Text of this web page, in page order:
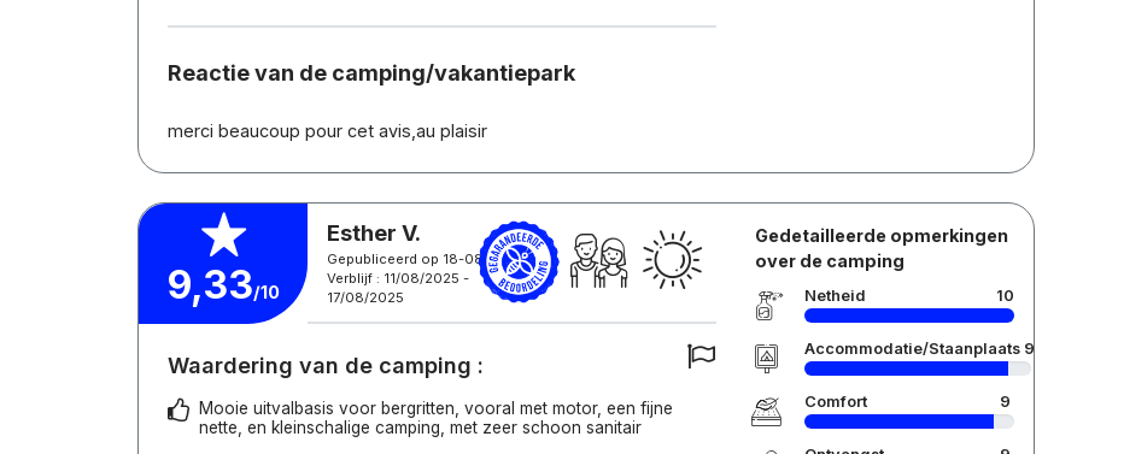
Reactie van de camping/vakantiepark
merci beaucoup pour cet avis,au plaisir
9,33/10
Esther V.
Gepubliceerd op 18-08-2025
Verblijf : 11/08/2025 -
17/08/2025
Waardering van de camping :
Mooie uitvalbasis voor bergritten, vooral met motor, een fijne
nette, en kleinschalige camping, met zeer schoon sanitair
Gedetailleerde opmerkingen
over de camping
Netheid 10
Accommodatie/Staanplaats 9
Comfort 9